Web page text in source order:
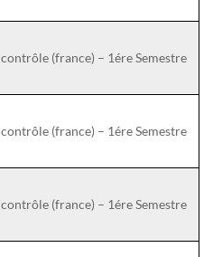
contrôle (france) – 1ére Semestre: نمودج 5
contrôle (france) – 1ére Semestre: نمودج 6
contrôle (france) – 1ére Semestre: نمودج 7